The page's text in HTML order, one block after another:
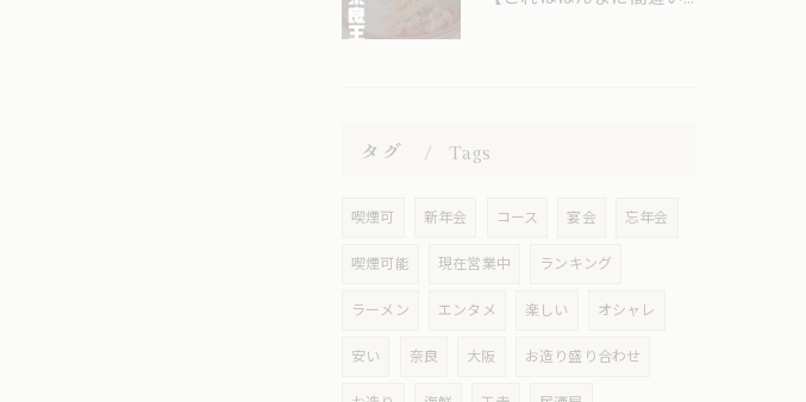
タグ Tags
喫煙可 新年会 コース 宴会
忘年会
喫煙可能
現在営業中
ランキング
ラーメン
エンタメ 楽しい
オシャレ
安い
奈良 大阪
お造り盛り合わせ